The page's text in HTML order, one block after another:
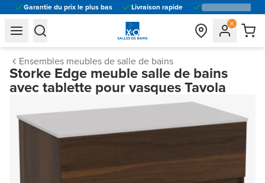
Garantie du prix le plus bas Livraison rapide
general.navigation.toggle_menu.label
general.navigation.toggle_menu.label
Ensembles meubles de salle de bains
Storke Edge meuble salle de bains
avec tablette pour vasques Tavola